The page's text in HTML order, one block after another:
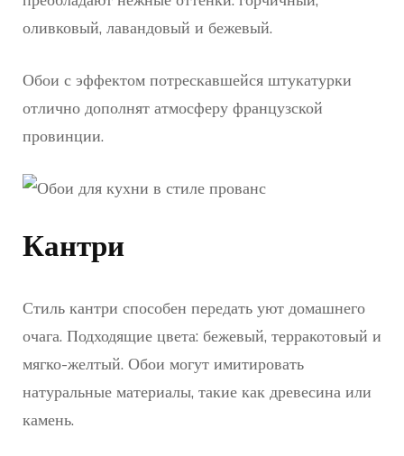
оливковый, лавандовый и бежевый.
Обои с эффектом потрескавшейся штукатурки
отлично дополнят атмосферу французской
провинции.
Кантри
Стиль кантри способен передать уют домашнего
очага. Подходящие цвета: бежевый, терракотовый и
мягко-желтый. Обои могут имитировать
натуральные материалы, такие как древесина или
камень.